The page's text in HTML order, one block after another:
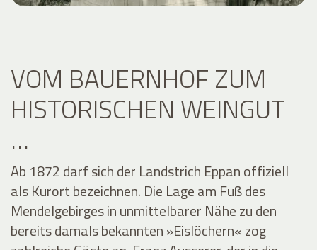
VOM BAUERNHOF ZUM
HISTORISCHEN WEINGUT
…
Ab 1872 darf sich der Landstrich Eppan offiziell
als Kurort bezeichnen. Die Lage am Fuß des
Mendelgebirges in unmittelbarer Nähe zu den
bereits damals bekannten »Eislöchern« zog